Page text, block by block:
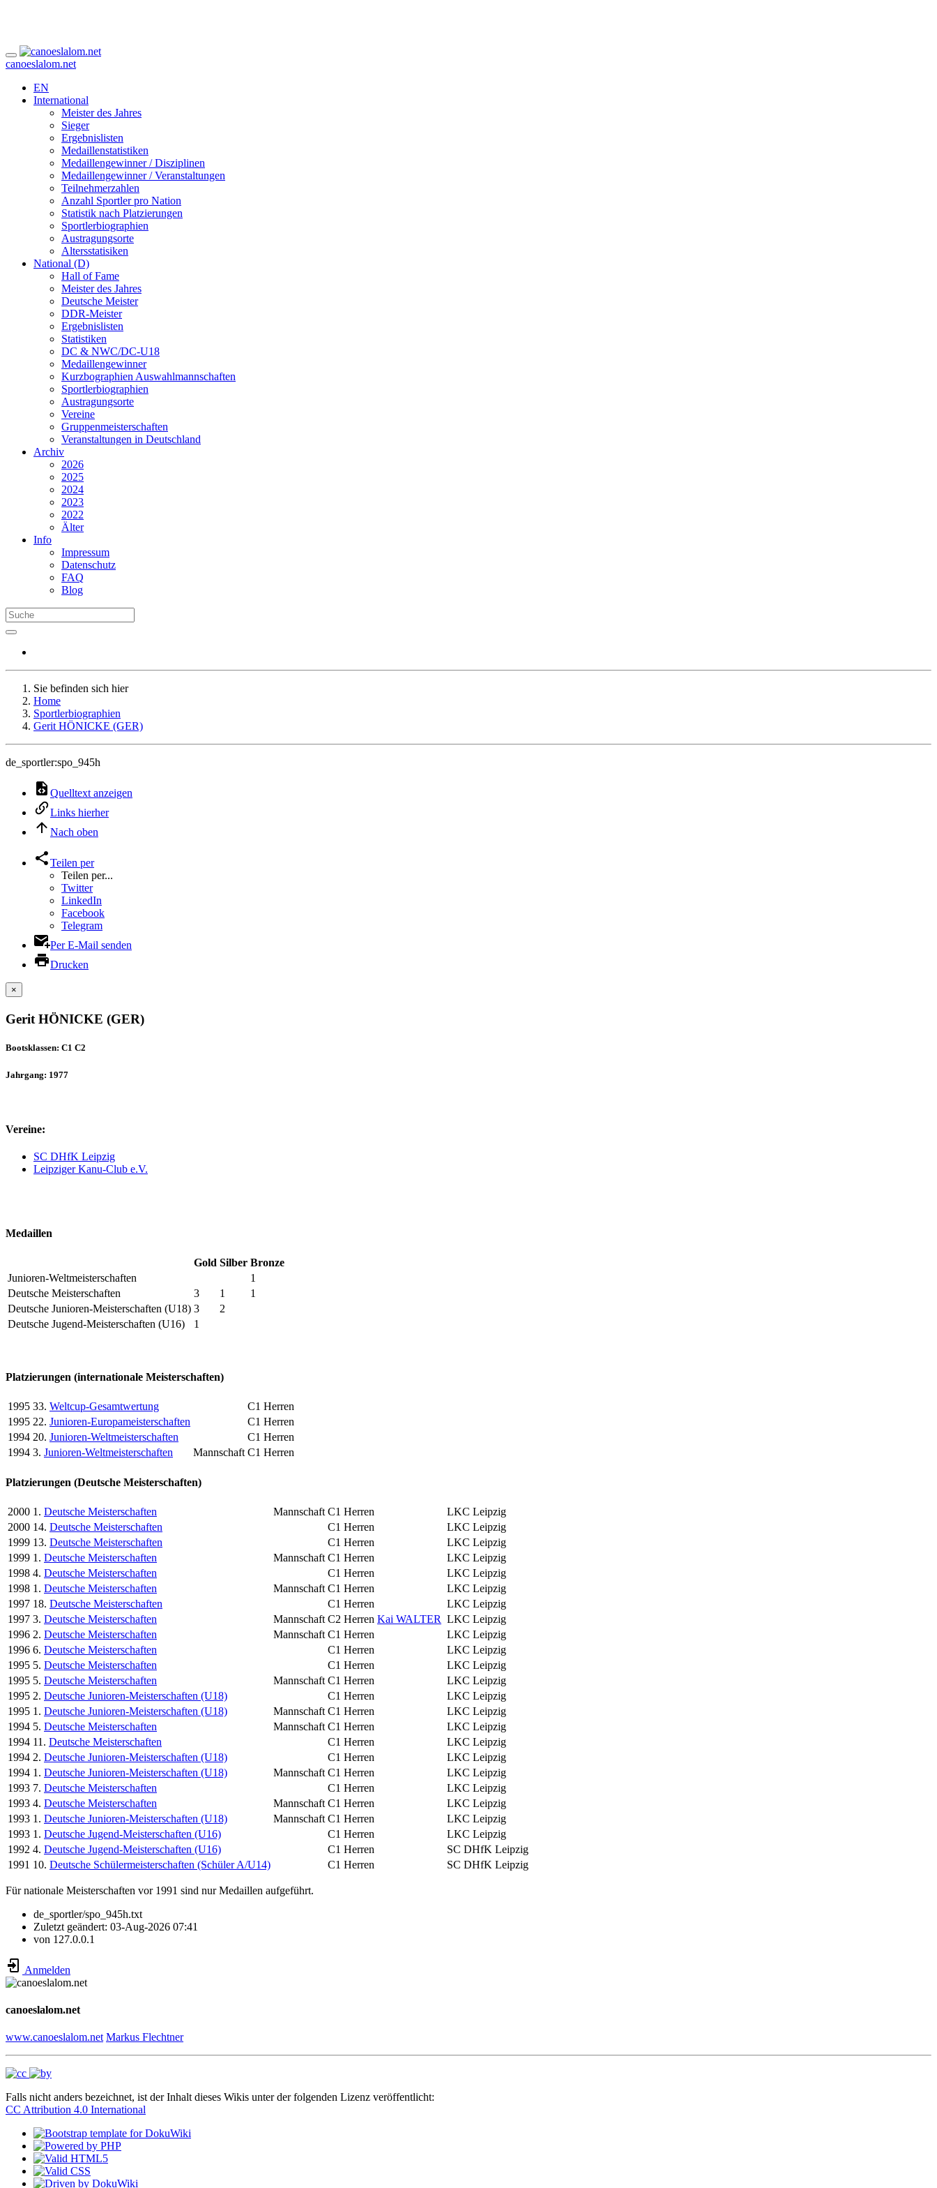
canoeslalom.net
EN
International
Meister des Jahres
Sieger
Ergebnislisten
Medaillenstatistiken
Medaillengewinner / Disziplinen
Medaillengewinner / Veranstaltungen
Teilnehmerzahlen
Anzahl Sportler pro Nation
Statistik nach Platzierungen
Sportlerbiographien
Austragungsorte
Altersstatisiken
National (D)
Hall of Fame
Meister des Jahres
Deutsche Meister
DDR-Meister
Ergebnislisten
Statistiken
DC & NWC/DC-U18
Medaillengewinner
Kurzbographien Auswahlmannschaften
Sportlerbiographien
Austragungsorte
Vereine
Gruppenmeisterschaften
Veranstaltungen in Deutschland
Archiv
2026
2025
2024
2023
2022
Älter
Info
Impressum
Datenschutz
FAQ
Blog
Sie befinden sich hier
Home
Sportlerbiographien
Gerit HÖNICKE (GER)
de_sportler:spo_945h
Quelltext anzeigen
Links hierher
Nach oben
Teilen per
Teilen per...
Twitter
LinkedIn
Facebook
Telegram
Per E-Mail senden
Drucken
×
Gerit HÖNICKE (GER)
Bootsklassen: C1 C2
Jahrgang: 1977
Vereine:
SC DHfK Leipzig
Leipziger Kanu-Club e.V.
Medaillen
Gold Silber Bronze
Junioren-Weltmeisterschaften
1
Deutsche Meisterschaften
3 1
1
Deutsche Junioren-Meisterschaften (U18) 3
2
Deutsche Jugend-Meisterschaften (U16)
1
Platzierungen (internationale Meisterschaften)
1995 33. Weltcup-Gesamtwertung
C1 Herren
1995 22. Junioren-Europameisterschaften
C1 Herren
1994 20. Junioren-Weltmeisterschaften
C1 Herren
1994 3. Junioren-Weltmeisterschaften Mannschaft C1 Herren
Platzierungen (Deutsche Meisterschaften)
2000 1. Deutsche Meisterschaften Mannschaft C1 Herren
LKC Leipzig
2000 14. Deutsche Meisterschaften C1 Herren
LKC Leipzig
1999 13. Deutsche Meisterschaften C1 Herren
LKC Leipzig
1999 1. Deutsche Meisterschaften Mannschaft C1 Herren
LKC Leipzig
1998 4. Deutsche Meisterschaften C1 Herren
LKC Leipzig
1998 1. Deutsche Meisterschaften Mannschaft C1 Herren
LKC Leipzig
1997 18. Deutsche Meisterschaften C1 Herren
LKC Leipzig
1997 3. Deutsche Meisterschaften Mannschaft C2 Herren Kai WALTER LKC Leipzig
1996 2. Deutsche Meisterschaften Mannschaft C1 Herren
LKC Leipzig
1996 6. Deutsche Meisterschaften C1 Herren
LKC Leipzig
1995 5. Deutsche Meisterschaften C1 Herren
LKC Leipzig
1995 5. Deutsche Meisterschaften Mannschaft C1 Herren
LKC Leipzig
1995 2. Deutsche Junioren-Meisterschaften (U18) C1 Herren
LKC Leipzig
1995 1. Deutsche Junioren-Meisterschaften (U18) Mannschaft C1 Herren
LKC Leipzig
1994 5. Deutsche Meisterschaften Mannschaft C1 Herren
LKC Leipzig
1994 11. Deutsche Meisterschaften C1 Herren
LKC Leipzig
1994 2. Deutsche Junioren-Meisterschaften (U18) C1 Herren
LKC Leipzig
1994 1. Deutsche Junioren-Meisterschaften (U18) Mannschaft C1 Herren
LKC Leipzig
1993 7. Deutsche Meisterschaften C1 Herren
LKC Leipzig
1993 4. Deutsche Meisterschaften Mannschaft C1 Herren
LKC Leipzig
1993 1. Deutsche Junioren-Meisterschaften (U18) Mannschaft C1 Herren
LKC Leipzig
1993 1. Deutsche Jugend-Meisterschaften (U16) C1 Herren
LKC Leipzig
1992 4. Deutsche Jugend-Meisterschaften (U16) C1 Herren
SC DHfK Leipzig
1991 10. Deutsche Schülermeisterschaften (Schüler A/U14) C1 Herren SC DHfK Leipzig
Für nationale Meisterschaften vor 1991 sind nur Medaillen aufgeführt.
de_sportler/spo_945h.txt
Zuletzt geändert: 03-Aug-2026 07:41
von 127.0.0.1
Anmelden
canoeslalom.net
www.canoeslalom.net Markus Flechtner
Falls nicht anders bezeichnet, ist der Inhalt dieses Wikis unter der folgenden Lizenz veröffentlicht:
CC Attribution 4.0 International